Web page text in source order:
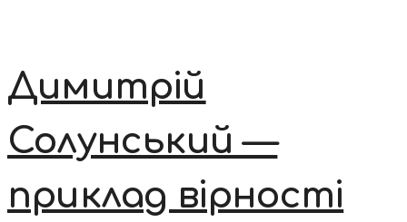
Димитрій
Солунський —
приклад вірності